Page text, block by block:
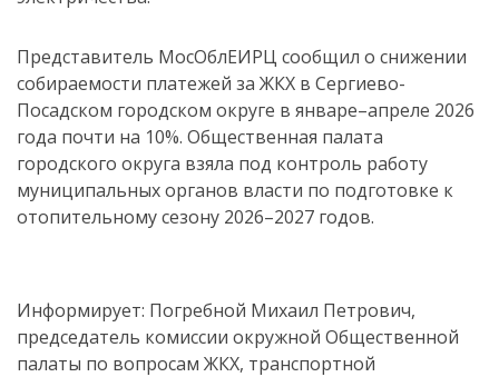
Представитель МосОблЕИРЦ сообщил о снижении
собираемости платежей за ЖКХ в Сергиево-
Посадском городском округе в январе–апреле 2026
года почти на 10%. Общественная палата
городского округа взяла под контроль работу
муниципальных органов власти по подготовке к
отопительному сезону 2026–2027 годов.
Информирует: Погребной Михаил Петрович,
председатель комиссии окружной Общественной
палаты по вопросам ЖКХ, транспортной